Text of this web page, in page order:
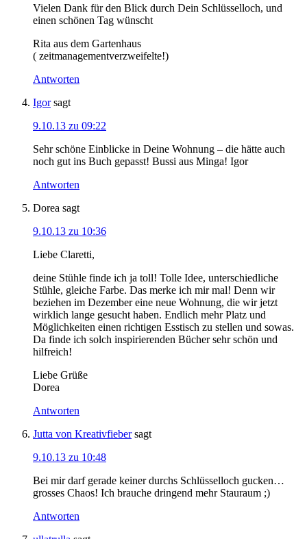
Vielen Dank für den Blick durch Dein Schlüsselloch, und
einen schönen Tag wünscht
Rita aus dem Gartenhaus
( zeitmanagementverzweifelte!)
Antworten
Igor sagt
9.10.13 zu 09:22
Sehr schöne Einblicke in Deine Wohnung – die hätte auch
noch gut ins Buch gepasst! Bussi aus Minga! Igor
Antworten
Dorea sagt
9.10.13 zu 10:36
Liebe Claretti,
deine Stühle finde ich ja toll! Tolle Idee, unterschiedliche
Stühle, gleiche Farbe. Das merke ich mir mal! Denn wir
beziehen im Dezember eine neue Wohnung, die wir jetzt
wirklich lange gesucht haben. Endlich mehr Platz und
Möglichkeiten einen richtigen Esstisch zu stellen und sowas.
Da finde ich solch inspirierenden Bücher sehr schön und
hilfreich!
Liebe Grüße
Dorea
Antworten
Jutta von Kreativfieber sagt
9.10.13 zu 10:48
Bei mir darf gerade keiner durchs Schlüsselloch gucken…
grosses Chaos! Ich brauche dringend mehr Stauraum ;)
Antworten